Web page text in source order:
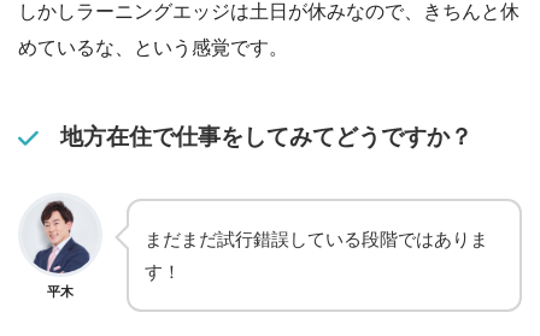
しかしラーニングエッジは土日が休みなので、きちんと休
めているな、という感覚です。
地方在住で仕事をしてみてどうですか？
平木
まだまだ試行錯誤している段階ではありま
す！